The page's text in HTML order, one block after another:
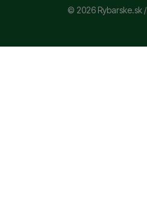
Nákup, doprava, doručenie
Používanie súborov cookie
Rybarske.sk - PNEUMATO s.r.o.
© 2026 Rybarske.sk /